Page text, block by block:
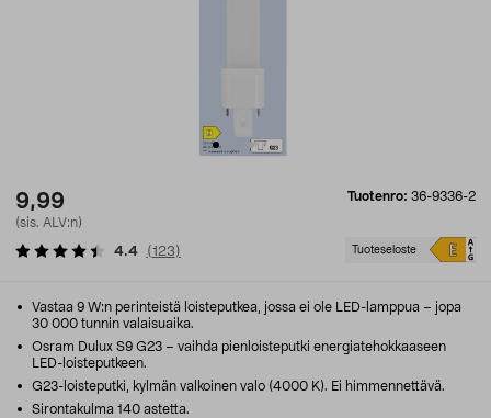
9,99
(sis. ALV:n)
Tuotenro: 36-9336-2
Tuoteseloste
4.4 (123)
Vastaa 9 W:n perinteistä loisteputkea, jossa ei ole LED-lamppua – jopa
30 000 tunnin valaisuaika.
Osram Dulux S9 G23 – vaihda pienloisteputki energiatehokkaaseen
LED-loisteputkeen.
G23-loisteputki, kylmän valkoinen valo (4000 K). Ei himmennettävä.
Sirontakulma 140 astetta.